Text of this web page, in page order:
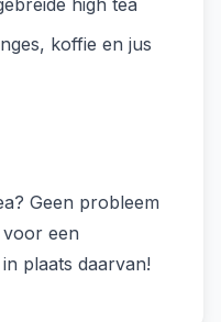
koffie en jus
Geen probleem
een
plaats daarvan!